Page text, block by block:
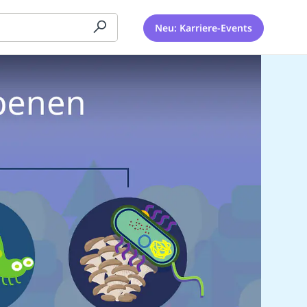
Neu: Karriere-Events